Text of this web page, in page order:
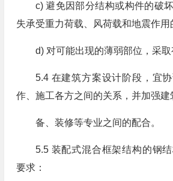
c) 避免因部分结构或构件的破
失承受重力荷载、风荷载和地震作用
d) 对可能出现的薄弱部位，采取
5.4 在建筑方案设计阶段，宜
作、施工各方之间的关系，并加强建
备、装修等专业之间的配合。
5.5 装配式混合框架结构的钢
要求：